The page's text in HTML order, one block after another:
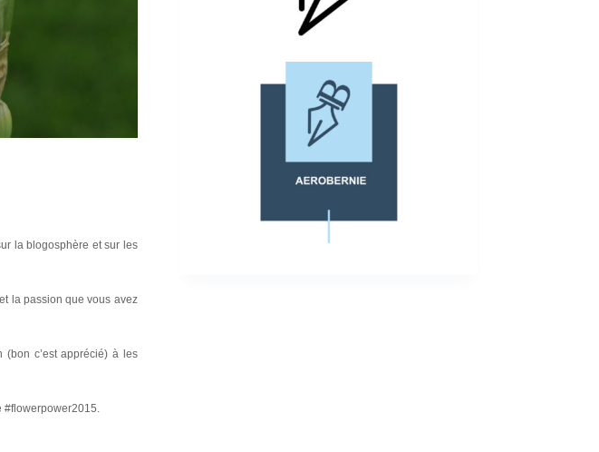
la blogosphère et sur les
la passion que vous avez
(bon c’est apprécié) à les
#flowerpower2015.